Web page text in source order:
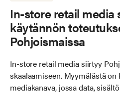
In-store retail
käytännön
Pohjoismaissa
In-store retail media siirtyy
skaalaamiseen. Myymälästä
mediakanava, jossa data,